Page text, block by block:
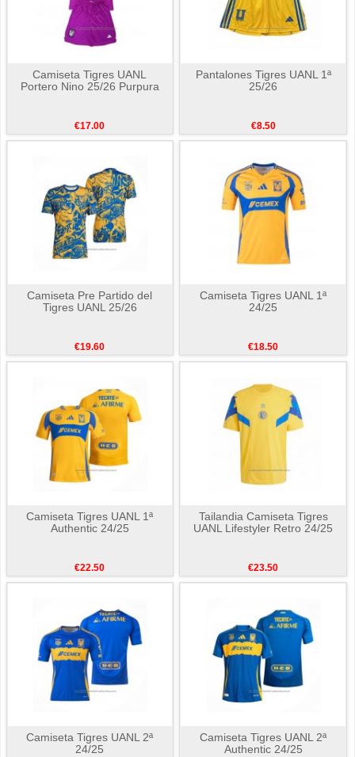
Camiseta Tigres UANL
Portero Nino 25/26 Purpura
€17.00
Pantalones Tigres UANL 1ª
25/26
€8.50
Camiseta Pre Partido del
Tigres UANL 25/26
€19.60
Camiseta Tigres UANL 1ª
24/25
€18.50
Camiseta Tigres UANL 1ª
Authentic 24/25
€22.50
Tailandia Camiseta Tigres
UANL Lifestyler Retro 24/25
€23.50
Camiseta Tigres UANL 2ª
24/25
Camiseta Tigres UANL 2ª
Authentic 24/25